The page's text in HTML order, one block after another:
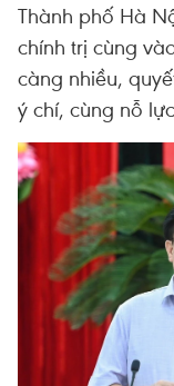
Thành phố Hà
chính trị cùng
càng nhiều,
ý chí, cùng nỗ